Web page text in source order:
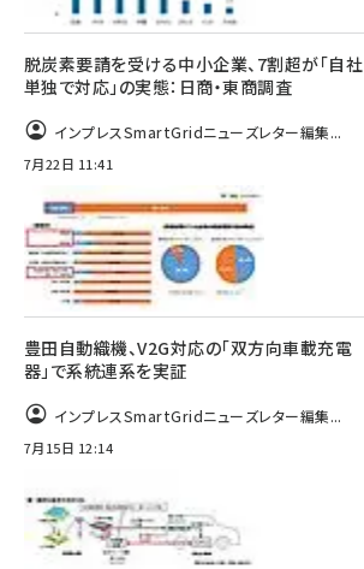
脱炭素要請を受ける中小企業、7割超が「自社
単独で対応」の実態：日商・東商調査
インプレスSmartGridニューズレター編集...
7月22日 11:41
豊田自動織機、V2G対応の「双方向車載充電
器」で系統連系を実証
インプレスSmartGridニューズレター編集...
7月15日 12:14